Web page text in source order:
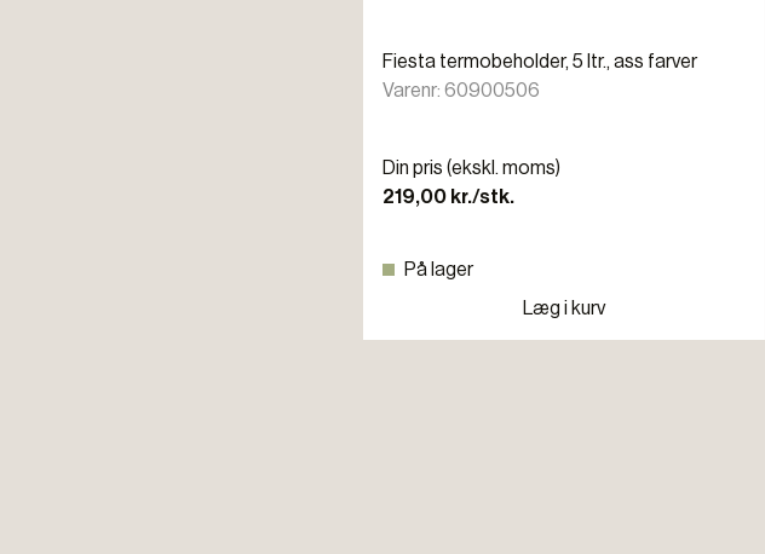
Fiesta termobeholder, 5 ltr., ass farver
Varenr: 60900506
Din pris (ekskl. moms)
219,00 kr./stk.
På lager
Læg i kurv